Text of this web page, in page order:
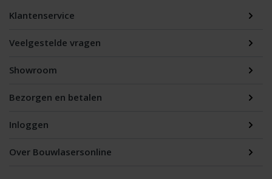
Klantenservice
Veelgestelde vragen
Showroom
Bezorgen en betalen
Inloggen
Over Bouwlasersonline